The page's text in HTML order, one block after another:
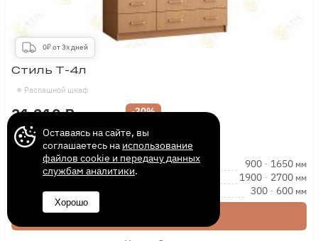
0₽ от 3х дней
Распашной шкаф
Стиль Т-4л
21 210 ₽ 30 240 ₽ -30%
900 - 1650 мм
Высота 1900 - 2700 мм
Глубина 300 - 600 мм
Оставаясь на сайте, вы
соглашаетесь на использование
файлов cookie и передачу данных
службам аналитики.
Хорошо